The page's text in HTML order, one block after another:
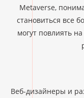
Metaverse,
становиться все
могут повлиять
Веб-дизайнеры и